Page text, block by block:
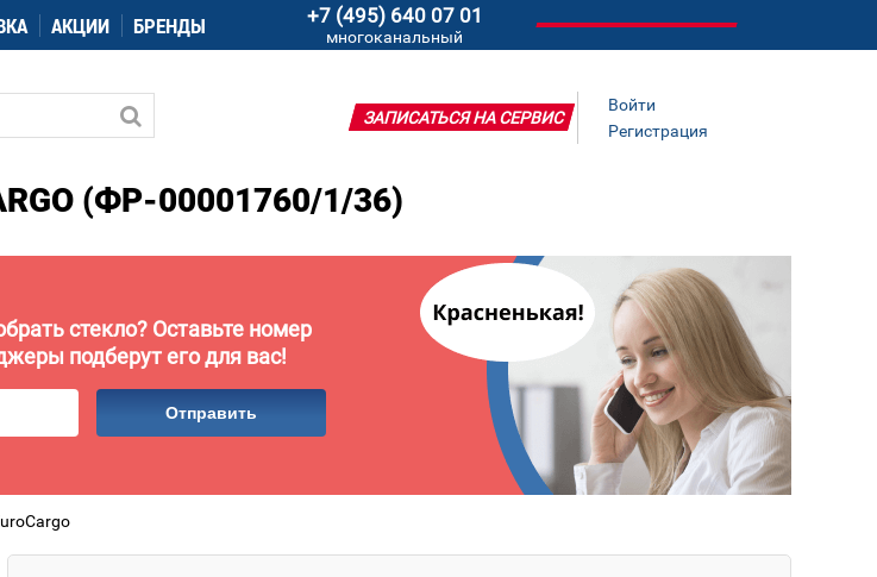
АКЦИИ БРЕНДЫ +7 (495) 640 07 01
многоканальный
Войти
Регистрация
ЗАПИСАТЬСЯ НА СЕРВИС
(ФР-00001760/1/36)
стекло? Оставьте номер
подберут его для вас!
Отправить